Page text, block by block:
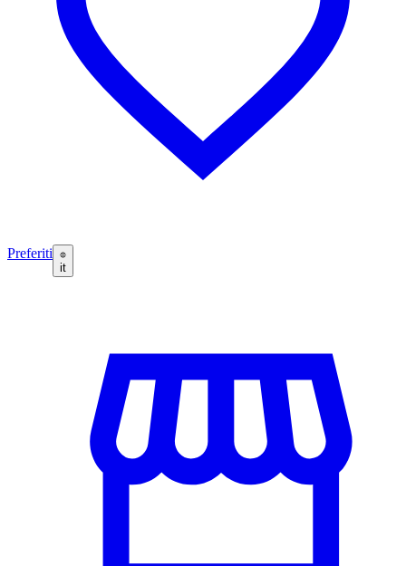
Preferiti
it